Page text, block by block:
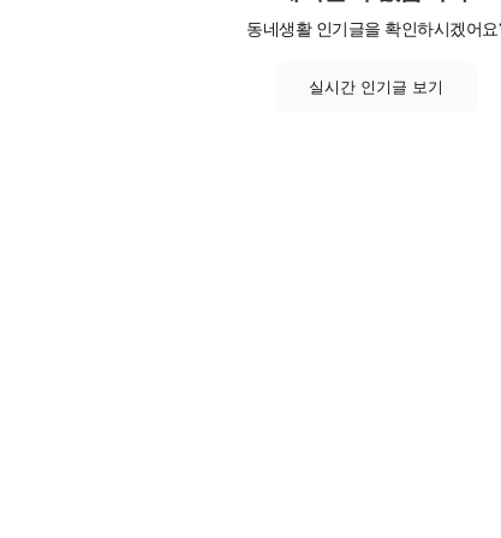
동네생활 인기글을 확인하시겠어요
실시간 인기글 보기